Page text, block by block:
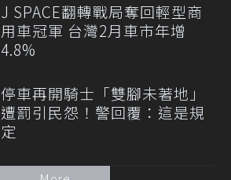
J SPACE翻轉戰局奪回輕型商
用車冠軍 台灣2月車市年增
4.8%
停車再開騎士「雙腳未著地」
遭罰引民怨！警回覆：這是規
定